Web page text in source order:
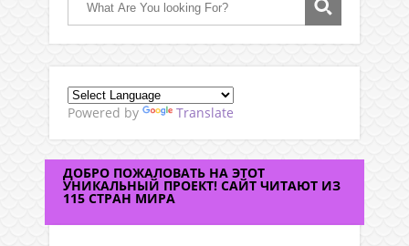
Powered by Translate
ДОБРО ПОЖАЛОВАТЬ НА ЭТОТ
УНИКАЛЬНЫЙ ПРОЕКТ! САЙТ ЧИТАЮТ ИЗ
115 СТРАН МИРА